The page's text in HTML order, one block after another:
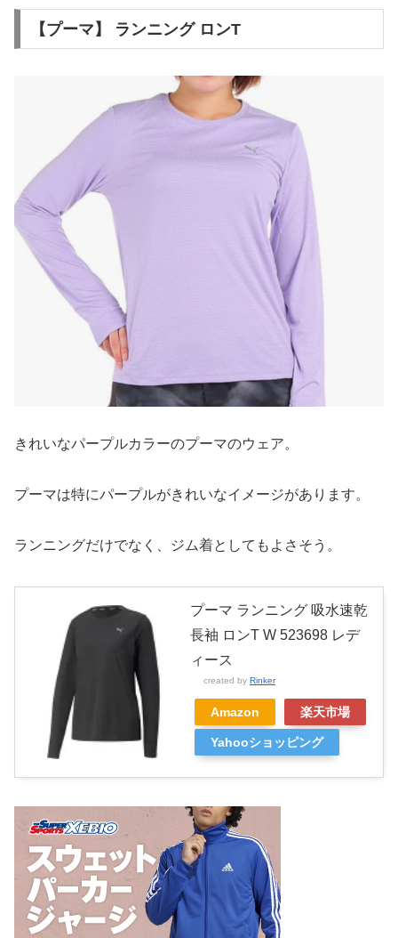
【プーマ】 ランニング ロンT
きれいなパープルカラーのプーマのウェア。
プーマは特にパープルがきれいなイメージがあります。
ランニングだけでなく、ジム着としてもよさそう。
プーマ ランニング 吸水速乾
長袖 ロンT W 523698 レデ
ィース
created by Rinker
Amazon 楽天市場
Yahooショッピング